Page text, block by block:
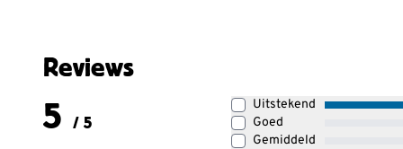
Reviews
5 / 5
Uitstekend
Goed
Gemiddeld